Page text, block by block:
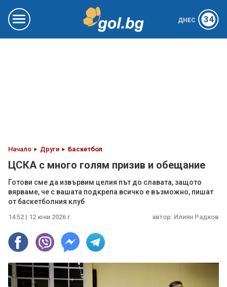
ДНЕС 34
Начало Други Баскетбол
ЦСКА с много голям призив и обещание
Готови сме да извървим целия път до славата, защото
вярваме, че с вашата подкрепа всичко е възможно, пишат
от баскетболния клуб
14:52 | 12 юни 2026 г. автор: Илиян Радков